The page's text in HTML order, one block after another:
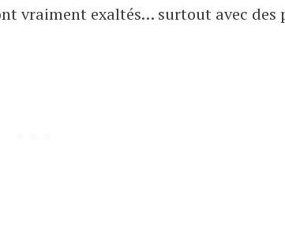
vraiment exaltés… surtout avec des